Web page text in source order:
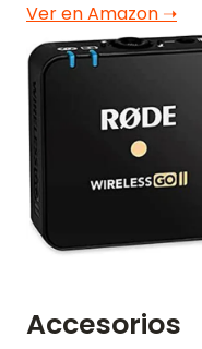
Ver en Amazon ➝
Accesorios